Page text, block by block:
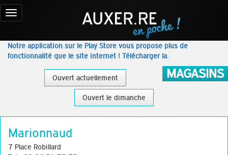
Toggle
navigation
Notre application sur le Play Store vous propose plus de
fonctionnalité que le site internet ! Télécharger la.
MAGASINS
Ouvert actuellement
Ouvert le dimanche
Marionnaud
7 Place Robillard